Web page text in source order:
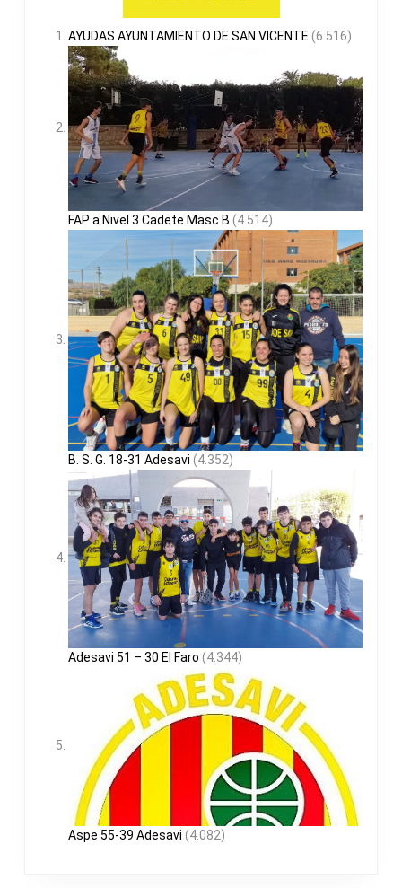
AYUDAS AYUNTAMIENTO DE SAN VICENTE (6.516)
FAP a Nivel 3 Cadete Masc B (4.514)
B. S. G. 18-31 Adesavi (4.352)
Adesavi 51 – 30 El Faro (4.344)
Aspe 55-39 Adesavi (4.082)